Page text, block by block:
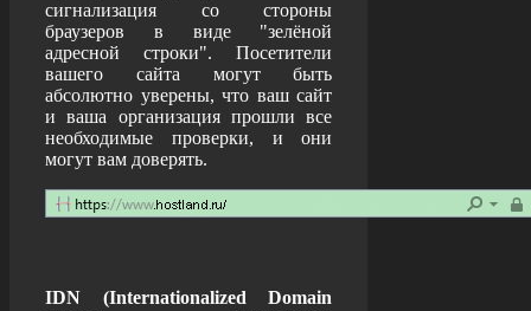
сигнализация со стороны
браузеров в виде "зелёной
адресной строки". Посетители
вашего сайта могут быть
абсолютно уверены, что ваш сайт
и ваша организация прошли все
необходимые проверки, и они
могут вам доверять.
IDN (Internationalized Domain